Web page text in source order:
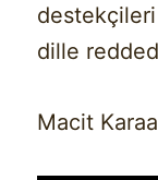
dille
Macit